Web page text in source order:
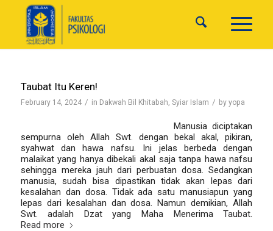
Taubat Itu Keren!
February 14, 2024 / in Dakwah Bil Khitabah, Syiar Islam / by yopa
Manusia diciptakan
sempurna oleh Allah Swt. dengan bekal akal, pikiran,
syahwat dan hawa nafsu. Ini jelas berbeda dengan
malaikat yang hanya dibekali akal saja tanpa hawa nafsu
sehingga mereka jauh dari perbuatan dosa. Sedangkan
manusia, sudah bisa dipastikan tidak akan lepas dari
kesalahan dan dosa. Tidak ada satu manusiapun yang
lepas dari kesalahan dan dosa. Namun demikian, Allah
Swt. adalah Dzat yang Maha MenerimaTaubat.
Read more